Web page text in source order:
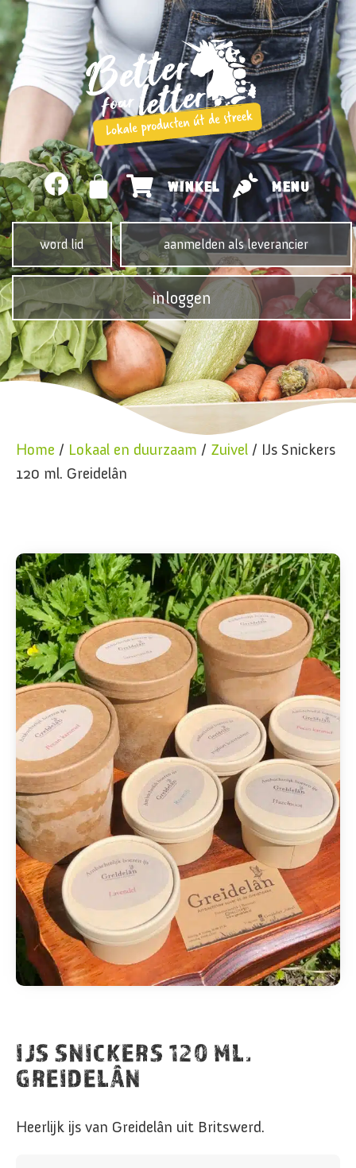
WINKEL MENU
word lid aanmelden als leverancier
inloggen
Home / Lokaal en duurzaam / Zuivel / IJs Snickers
120 ml. Greidelân
IJS SNICKERS 120 ML.
GREIDELÂN
Heerlijk ijs van Greidelân uit Britswerd.